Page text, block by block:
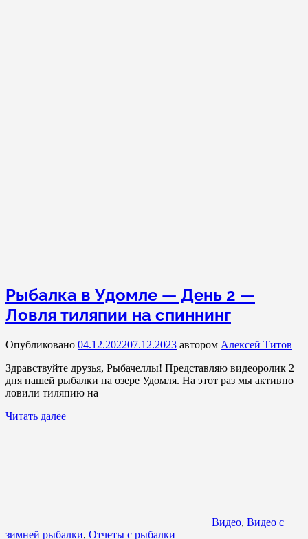
Рыбалка в Удомле — День 2 —
Ловля тиляпии на спиннинг
Опубликовано 04.12.202207.12.2023 автором Алексей Титов
Здравствуйте друзья, Рыбачеллы! Представляю видеоролик 2
дня нашей рыбалки на озере Удомля. На этот раз мы активно
ловили тиляпию на
Читать далее
Видео, Видео с
зимней рыбалки, Отчеты с рыбалки